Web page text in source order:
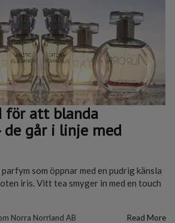
för att blanda
de går i linje med
som öppnar med en pudrig känsla
iris. Vitt tea smyger in med en touch
Norra Norrland AB Read More